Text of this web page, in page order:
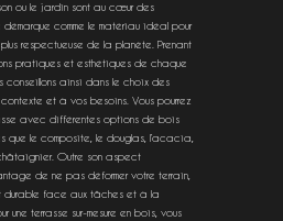
ou le jardin sont au cœur des
comme le matériau idéal pour
respectueuse de la planète. Prenant
pratiques et esthétiques de chaque
conseillons ainsi dans le choix des
et à vos besoins. Vous pourrez
avec différentes options de bois
que le composite, le douglas, l’acacia,
châtaignier. Outre son aspect
de ne pas déformer votre terrain,
durable face aux tâches et à la
une terrasse sur-mesure en bois, vous